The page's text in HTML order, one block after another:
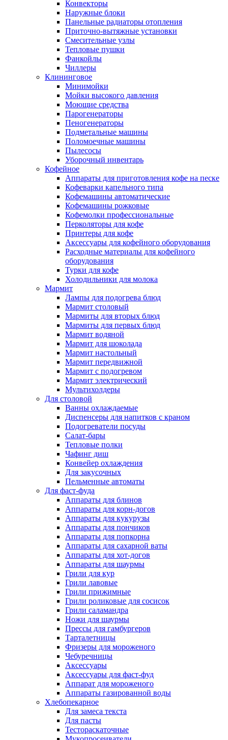
Конвекторы
Наружные блоки
Панельные радиаторы отопления
Приточно-вытяжные установки
Смесительные узлы
Тепловые пушки
Фанкойлы
Чиллеры
Клининговое
Минимойки
Мойки высокого давления
Моющие средства
Парогенераторы
Пеногенераторы
Подметальные машины
Поломоечные машины
Пылесосы
Уборочный инвентарь
Кофейное
Аппараты для приготовления кофе на песке
Кофеварки капельного типа
Кофемашины автоматические
Кофемашины рожковые
Кофемолки профессиональные
Перколяторы для кофе
Принтеры для кофе
Аксессуары для кофейного оборудования
Расходные материалы для кофейного
оборудования
Турки для кофе
Холодильники для молока
Мармит
Лампы для подогрева блюд
Мармит столовый
Мармиты для вторых блюд
Мармиты для первых блюд
Мармит водяной
Мармит для шоколада
Мармит настольный
Мармит передвижной
Мармит с подогревом
Мармит электрический
Мультихолдеры
Для столовой
Ванны охлаждаемые
Диспенсеры для напитков с краном
Подогреватели посуды
Салат-бары
Тепловые полки
Чафинг диш
Конвейер охлаждения
Для закусочных
Пельменные автоматы
Для фаст-фуда
Аппараты для блинов
Аппараты для корн-догов
Аппараты для кукурузы
Аппараты для пончиков
Аппараты для попкорна
Аппараты для сахарной ваты
Аппараты для хот-догов
Аппараты для шаурмы
Грили для кур
Грили лавовые
Грили прижимные
Грили роликовые для сосисок
Грили саламандра
Ножи для шаурмы
Прессы для гамбургеров
Тарталетницы
Фризеры для мороженого
Чебуречницы
Аксессуары
Аксессуары для фаст-фуд
Аппарат для мороженого
Аппараты газированной воды
Хлебопекарное
Для замеса текста
Для пасты
Тестораскаточные